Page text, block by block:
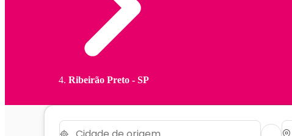
Ribeirão Preto - SP